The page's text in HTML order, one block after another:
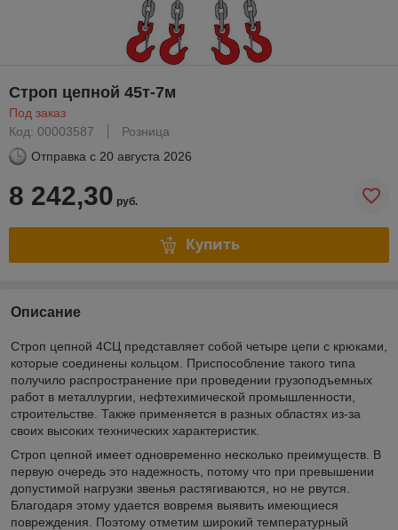
Строп цепной 45т-7м
Под заказ
Код: 00003587
Розница
Отправка с 20 августа 2026
8 242,30 руб.
Купить
Описание
Строп цепной 4СЦ представляет собой четыре цепи с крюками,
которые соединены кольцом. Приспособление такого типа
получило распространение при проведении грузоподъемных
работ в металлургии, нефтехимической промышленности,
строительстве. Также применяется в разных областях из-за
своих высоких технических характеристик.
Строп цепной имеет одновременно несколько преимуществ. В
первую очередь это надежность, потому что при превышении
допустимой нагрузки звенья растягиваются, но не рвутся.
Благодаря этому удается вовремя выявить имеющиеся
повреждения. Поэтому отметим широкий температурный